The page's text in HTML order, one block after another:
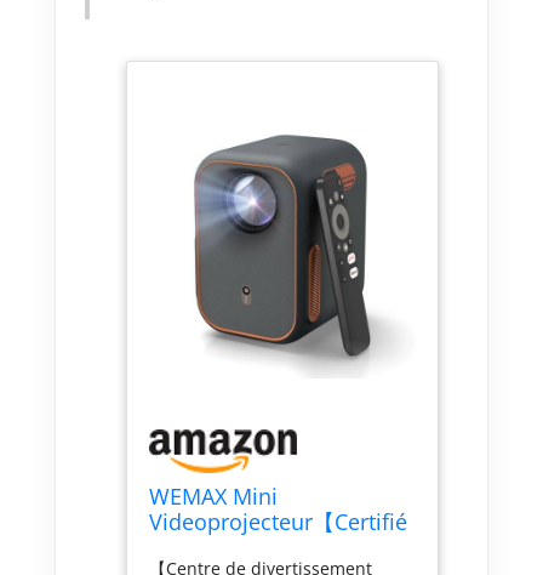
WEMAX Mini
Videoprojecteur【Certifié
【Centre de divertissement